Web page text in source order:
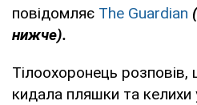
повідомляє The Guardian
нижче).
Тілоохоронець
кидала пляшки та